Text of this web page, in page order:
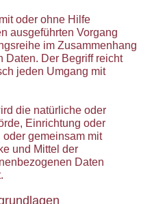
oder ohne Hilfe
ausgeführten Vorgang
im Zusammenhang
Daten. Der Begriff reicht
jeden Umgang mit
die natürliche oder
Einrichtung oder
gemeinsam mit
und Mittel der
Daten